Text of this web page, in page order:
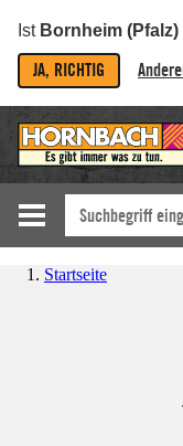
Ist Bornheim (Pfalz)
JA, RICHTIG
Startseite